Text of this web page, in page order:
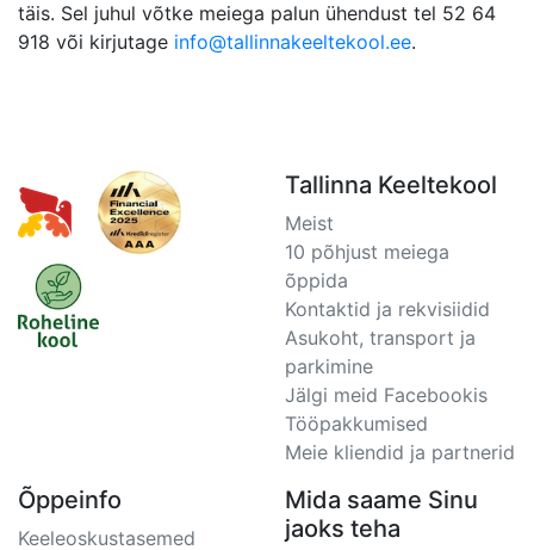
täis. Sel juhul võtke meiega palun ühendust tel 52 64
918 või kirjutage info@tallinnakeeltekool.ee.
Tallinna Keeltekool
Meist
10 põhjust meiega
õppida
Kontaktid ja rekvisiidid
Asukoht, transport ja
parkimine
Jälgi meid Facebookis
Tööpakkumised
Meie kliendid ja partnerid
Õppeinfo
Keeleoskustasemed
Mida saame Sinu
jaoks teha